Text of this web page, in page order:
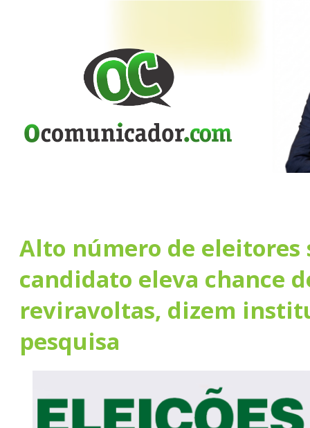
Alto número de eleitores
candidato eleva chance
reviravoltas, dizem
pesquisa